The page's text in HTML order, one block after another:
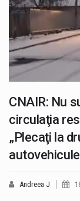
CNAIR: Nu
circulaţia
„Plecaţi la
Andreea J